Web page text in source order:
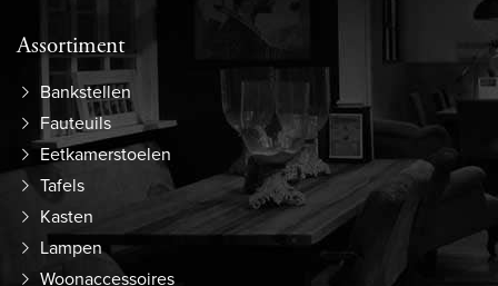
Assortiment
Bankstellen
Fauteuils
Eetkamerstoelen
Tafels
Kasten
Lampen
Woonaccessoires